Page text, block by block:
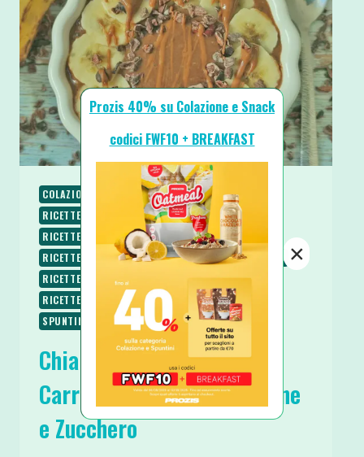
COLAZIONE PIATTI FREDDI
RICETTE
RICETTE DOLCI
RICETTE PROTEICHE
RICETTE SENZA BURRO
RICETTE SENZA COTTURA
RICETTE SENZA GLUTINE
RICETTE SENZA LATTOSIO
RICETTE SENZA UOVA
RICETTE SENZA ZUCCHERO
RICETTE VEGANE
RICETTE VEGETARIANE
SPUNTINI E SNACKS
Chia Pudding Banana e
Carruba Vegan Senza Glutine
e Zucchero
Prozis 40% su Colazione e Snack
codici FWF10 + BREAKFAST
×